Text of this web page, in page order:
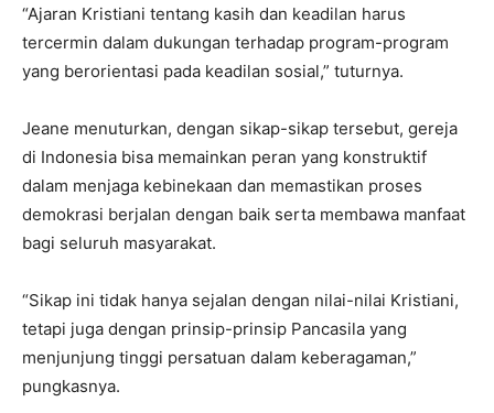
“Ajaran Kristiani tentang kasih dan keadilan harus
tercermin dalam dukungan terhadap program-program
yang berorientasi pada keadilan sosial,” tuturnya.
Jeane menuturkan, dengan sikap-sikap tersebut, gereja
di Indonesia bisa memainkan peran yang konstruktif
dalam menjaga kebinekaan dan memastikan proses
demokrasi berjalan dengan baik serta membawa manfaat
bagi seluruh masyarakat.
“Sikap ini tidak hanya sejalan dengan nilai-nilai Kristiani,
tetapi juga dengan prinsip-prinsip Pancasila yang
menjunjung tinggi persatuan dalam keberagaman,”
pungkasnya.